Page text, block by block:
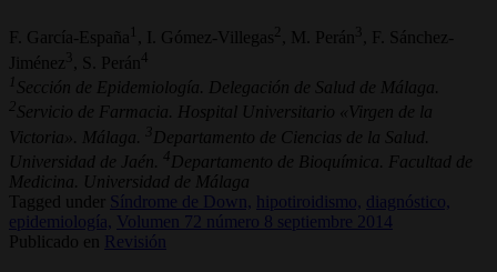
F. García-España 1 , I. Gómez-Villegas2 , M. Perán 3
, F. Sánchez-
Jiménez 3 , S. Perán
4
1 Sección de Epidemiología. Delegación de Salud de Málaga.
2 Servicio de Farmacia. Hospital Universitario «Virgen de la
Victoria». Málaga.
3 Departamento de Ciencias de la Salud.
Universidad de Jaén.
4 Departamento de Bioquímica. Facultad de
Medicina. Universidad de Málaga
Tagged under
Síndrome de Down, hipotiroidismo, diagnóstico,
epidemiología,
Volumen 72 número 8 septiembre 2014
Publicado en
Revisión